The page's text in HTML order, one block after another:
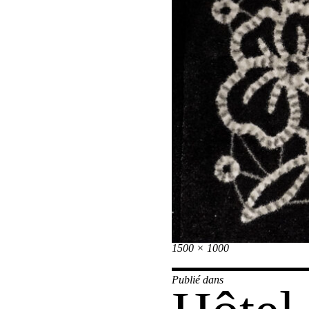
Taille
réelle
1500 × 1000
Publié dans